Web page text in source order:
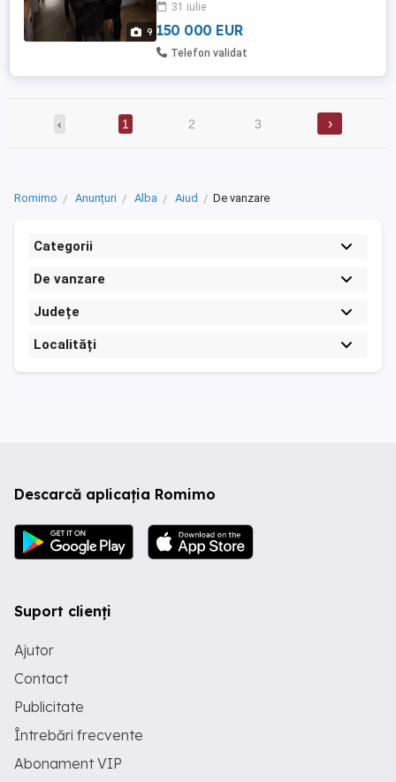
9
acoperita de 16 mp Teren suprafață 500
mp, curte pavata Casa este ...
31 iulie
150 000 EUR
Telefon validat
‹ 1 2 3 ›
Romimo Anunțuri Alba Aiud De vanzare
Categorii
De vanzare
Județe
Localități
Descarcă aplicația Romimo
Suport clienți
Ajutor
Contact
Publicitate
Întrebări frecvente
Abonament VIP